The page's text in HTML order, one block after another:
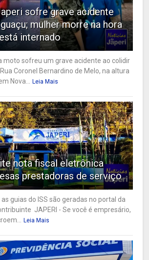
sofre grave acidente
mulher morre na hora
internado
moto sofreu um grave acidente ao colidir
Coronel Bernardino de Melo, na altura
Nova...
Leia Mais
nota fiscal eletrônica
prestadoras de serviço
guias do ISS são geradas no portal da
JAPERI - Se você é empresário,
Leia Mais